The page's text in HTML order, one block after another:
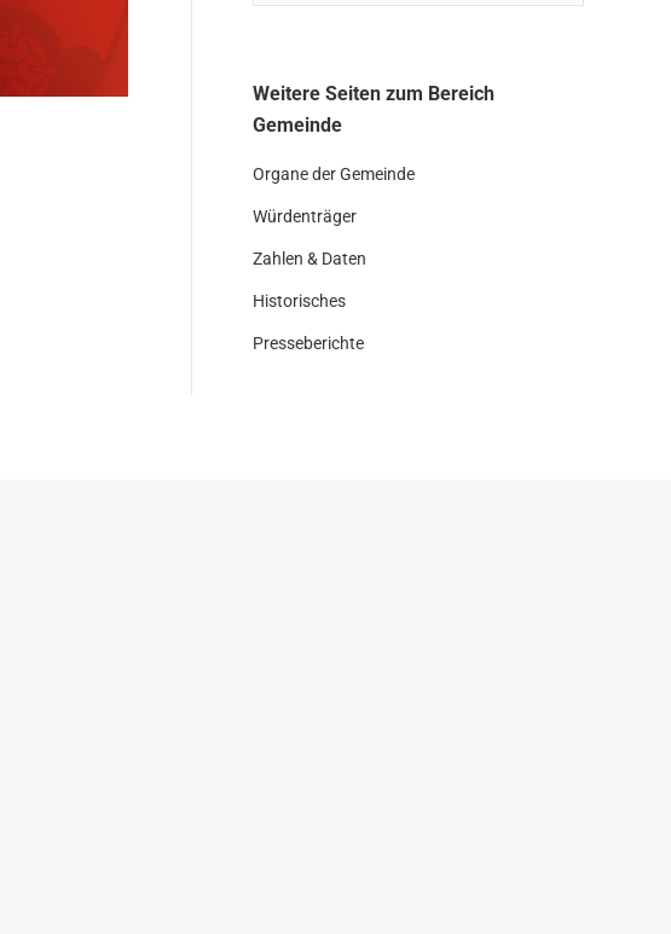
Weitere Seiten zum Bereich
Gemeinde
Organe der Gemeinde
Würdenträger
Zahlen & Daten
Historisches
Presseberichte